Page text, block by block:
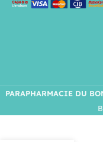
PARAPHARMACIE DU